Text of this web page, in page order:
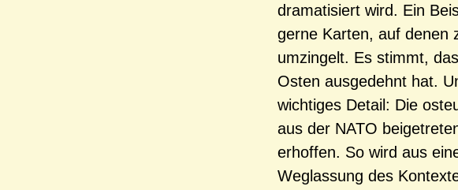
dramatisiert wird. Ein
gerne Karten, auf denen
umzingelt. Es stimmt,
Osten ausgedehnt hat.
wichtiges Detail: Die
aus der NATO
erhoffen. So wird aus
Weglassung des